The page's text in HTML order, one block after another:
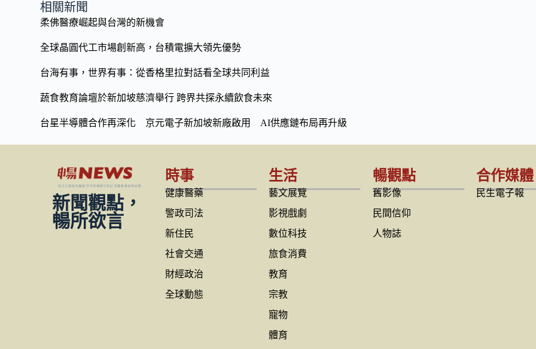
o
o
n
相關新聞
柔佛醫療崛起與台灣的新機會
全球晶圓代工市場創新高，台積電擴大領先優勢
台海有事，世界有事：從香格里拉對話看全球共同利益
蔬食教育論壇於新加坡慈濟舉行 跨界共探永續飲食未來
台星半導體合作再深化 京元電子新加坡新廠啟用 AI供應鏈布局再升級
新聞觀點，
暢所欲言
時事
健康醫藥
警政司法
新住民
社會交通
財經政治
全球動態
生活
藝文展覽
影視戲劇
數位科技
旅食消費
教育
宗教
寵物
體育
暢觀點
舊影像
民間信仰
人物誌
合作媒體
民生電子報